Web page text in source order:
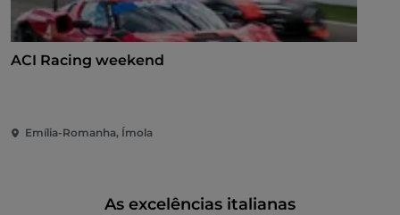
ACI Racing weekend
Emília-Romanha, Ímola
As excelências italianas